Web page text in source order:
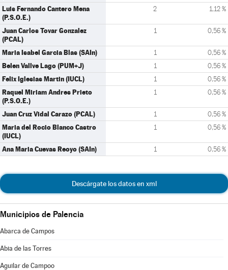
Luis Fernando Cantero Mena
(P.S.O.E.)
2 1,12 %
Juan Carlos Tovar Gonzalez
(PCAL)
1 0,56 %
Maria Isabel Garcia Blas (SAIn) 1 0,56 %
Belen Vallve Lago (PUM+J) 1 0,56 %
Felix Iglesias Martin (IUCL) 1 0,56 %
Raquel Miriam Andres Prieto
(P.S.O.E.)
1 0,56 %
Juan Cruz Vidal Carazo (PCAL) 1 0,56 %
Maria del Rocio Blanco Castro
(IUCL)
1 0,56 %
Ana Maria Cuevas Reoyo (SAIn) 1 0,56 %
Descárgate los datos en xml
Municipios de Palencia
Abarca de Campos
Abia de las Torres
Aguilar de Campoo